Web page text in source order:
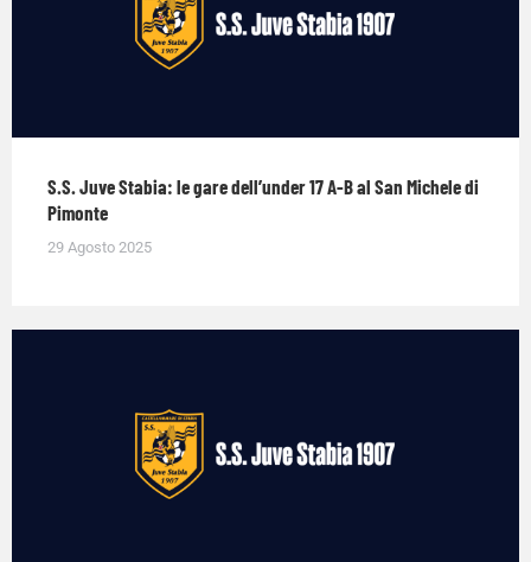
S.S. Juve Stabia: le gare dell’under 17 A-B al San Michele di
Pimonte
29 Agosto 2025